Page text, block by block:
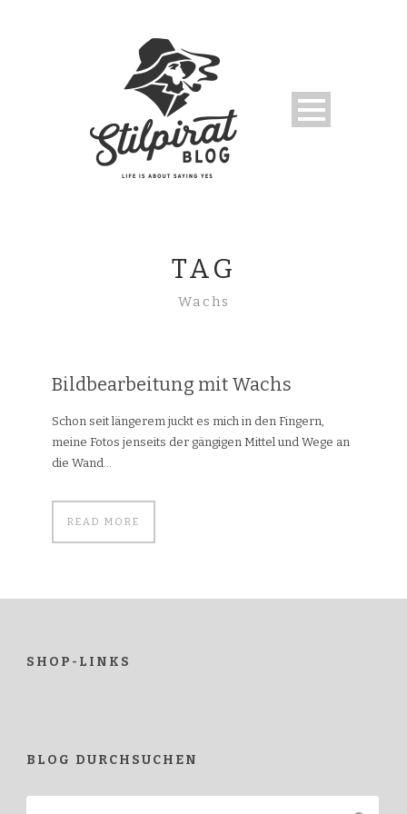
TAG
Wachs
Bildbearbeitung mit Wachs
Schon seit längerem juckt es mich in den Fingern,
meine Fotos jenseits der gängigen Mittel und Wege an
die Wand...
READ MORE
SHOP-LINKS
BLOG DURCHSUCHEN